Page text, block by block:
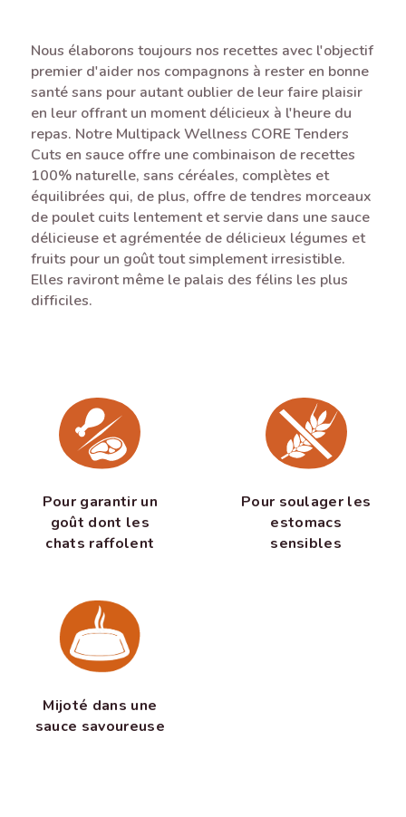
Nous élaborons toujours nos recettes avec l'objectif
premier d'aider nos compagnons à rester en bonne
santé sans pour autant oublier de leur faire plaisir
en leur offrant un moment délicieux à l'heure du
repas. Notre Multipack Wellness CORE Tenders
Cuts en sauce offre une combinaison de recettes
100% naturelle, sans céréales, complètes et
équilibrées qui, de plus, offre de tendres morceaux
de poulet cuits lentement et servie dans une sauce
délicieuse et agrémentée de délicieux légumes et
fruits pour un goût tout simplement irresistible.
Elles raviront même le palais des félins les plus
difficiles.
Pour garantir un
goût dont les
chats raffolent
Pour soulager les
estomacs
sensibles
Mijoté dans une
sauce savoureuse